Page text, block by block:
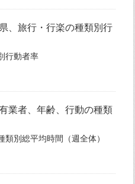
、旅行・行楽の種類別行
行動者率
業者、年齢、行動の種類
別総平均時間（週全体）